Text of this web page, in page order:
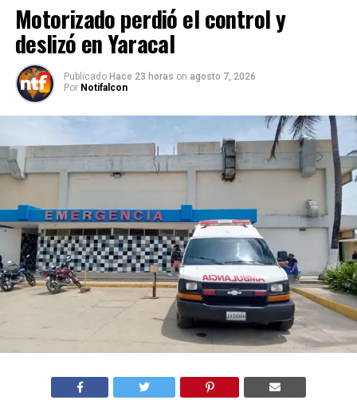
Motorizado perdió el control y
deslizó en Yaracal
Publicado Hace 23 horas on agosto 7, 2026
Por Notifalcon